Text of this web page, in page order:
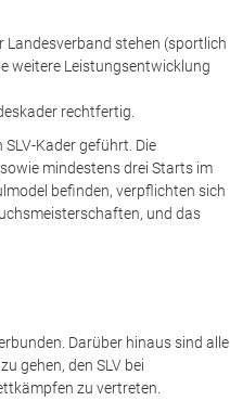
Landesverband stehen (sportlich
weitere Leistungsentwicklung
rechtfertig.
Kader geführt. Die
mindestens drei Starts im
befinden, verpflichten sich
und das
Darüber hinaus sind alle
gehen, den SLV bei
zu vertreten.